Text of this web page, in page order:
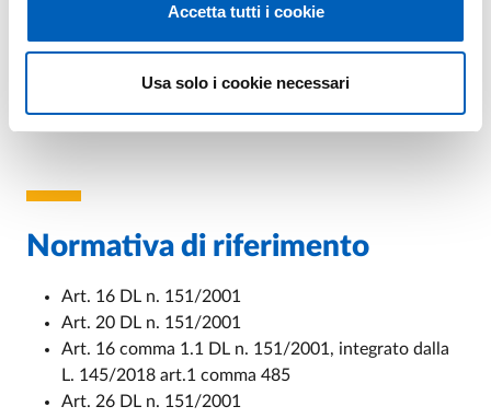
Accetta tutti i cookie
Usa solo i cookie necessari
Normativa di riferimento
Art. 16 DL n. 151/2001
Art. 20 DL n. 151/2001
Art. 16 comma 1.1 DL n. 151/2001, integrato dalla
L. 145/2018 art.1 comma 485
Art. 26 DL n. 151/2001